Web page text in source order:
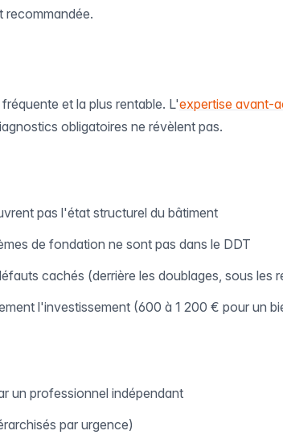
recommandée.
et la plus rentable. L'expertise avant-
obligatoires ne révèlent pas.
pas l'état structurel du bâtiment
de fondation ne sont pas dans le DDT
cachés (derrière les doublages, sous les
l'investissement (600 à 1 200 € pour un
un professionnel indépendant
par urgence)